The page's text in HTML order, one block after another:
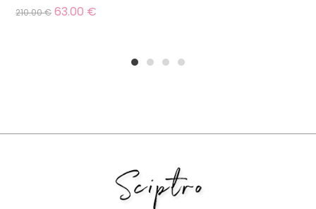
210.00€ 63.00 €